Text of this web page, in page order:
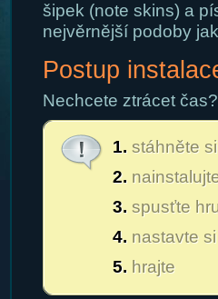
šipek (note skins) a
nejvěrnější podoby
Postup
Nechcete ztrácet
1.stáhněte
2.
3.spusťte
4.nastavte
5.hrajte